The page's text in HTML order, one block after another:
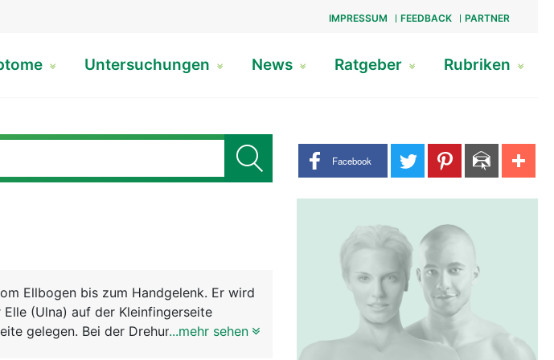
IMPRESSUM FEEDBACK PARTNER
Untersuchungen News Ratgeber Rubriken
Share buttons
Facebook
Ellbogen bis zum Handgelenk. Er wird
(Ulna) auf der Kleinfingerseite
gelegen. Bei der Drehung des...mehr sehen